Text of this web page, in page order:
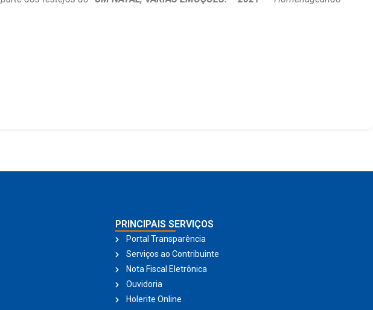
PRINCIPAIS SERVIÇOS
Portal Transparência
Serviços ao Contribuinte
Nota Fiscal Eletrônica
Ouvidoria
Holerite Online